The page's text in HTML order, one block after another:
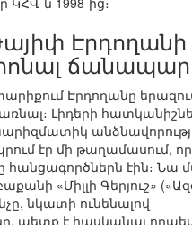
Էրդողանի
Էրդողանը
Լիդերի
էր մի թաղամասում,
հանցագործներն էին։ Նա
«Միլլի Գերյուշ»
նկատի ունենալով
պետք է հասկանալ